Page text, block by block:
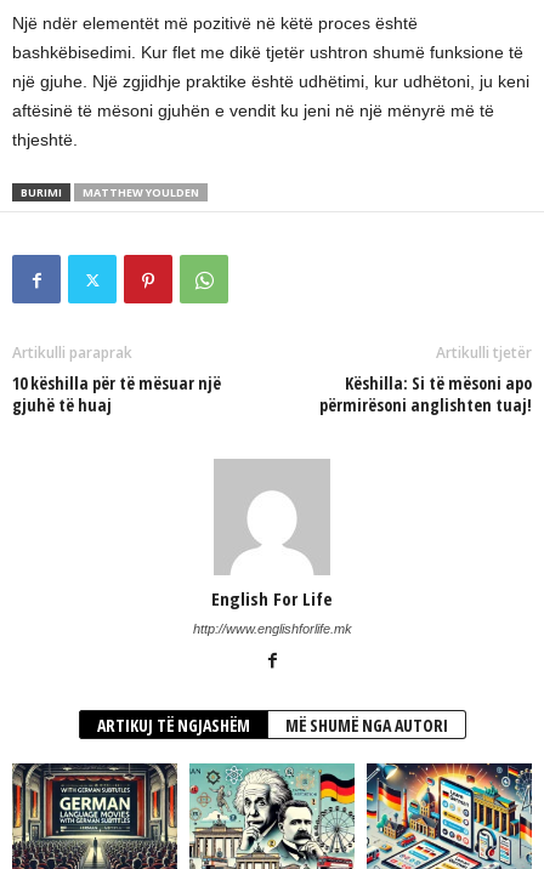
Një ndër elementët më pozitivë në këtë proces është
bashkëbisedimi. Kur flet me dikë tjetër ushtron shumë funksione të
një gjuhe. Një zgjidhje praktike është udhëtimi, kur udhëtoni, ju keni
aftësinë të mësoni gjuhën e vendit ku jeni në një mënyrë më të
thjeshtë.
BURIMI MATTHEW YOULDEN
Artikulli paraprak
10 këshilla për të mësuar një
gjuhë të huaj
Artikulli tjetër
Këshilla: Si të mësoni apo
përmirësoni anglishten tuaj!
English For Life
http://www.englishforlife.mk
ARTIKUJ TË NGJASHËM MË SHUMË NGA AUTORI